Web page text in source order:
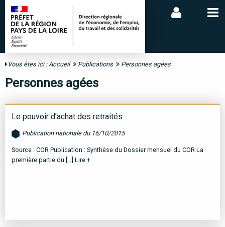
Vous êtes ici :Accueil Publications Personnes agées
Personnes agées
Le pouvoir d’achat des retraités
Publication nationale du 16/10/2015
Source : COR Publication : Synthèse du Dossier mensuel du COR La
première partie du […] Lire +